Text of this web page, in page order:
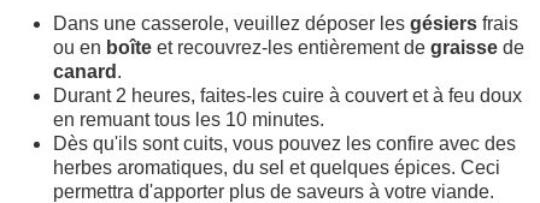
Dans une casserole, veuillez déposer les gésiers frais
ou en boîte et recouvrez-les entièrement de graisse de
canard .
Durant 2 heures, faites-les cuire à couvert et à feu doux
en remuant tous les 10 minutes.
Dès qu'ils sont cuits, vous pouvez les confire avec des
herbes aromatiques, du sel et quelques épices. Ceci
permettra d'apporter plus de saveurs à votre viande.